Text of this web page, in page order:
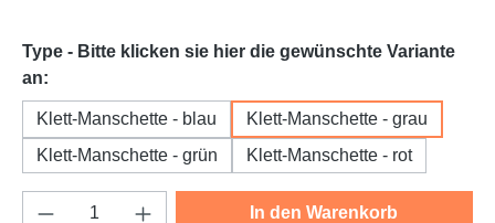
Type - Bitte klicken sie hier die gewünschte Variante
an:
Klett-Manschette - blau
Klett-Manschette - grau
Klett-Manschette - grün
Klett-Manschette - rot
Produkt Anzahl: Gib den gewünschten
In den Warenkorb